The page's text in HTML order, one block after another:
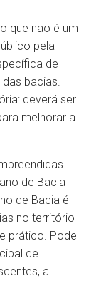
que não é um
pela
de
bacias.
deverá ser
melhorar a
de Bacia
de Bacia é
no território
prático. Pode
de
a